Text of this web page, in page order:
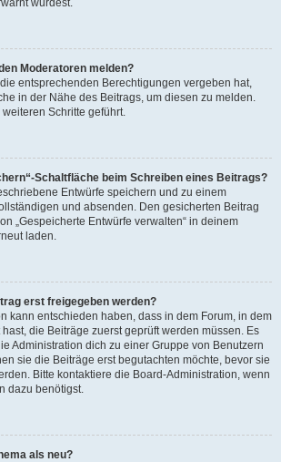
wurdest.
Moderatoren melden?
entsprechenden Berechtigungen vergeben hat,
in der Nähe des Beitrags, um diesen zu melden.
Schritte geführt.
Schaltfläche beim Schreiben eines Beitrags?
Entwürfe speichern und zu einem
und absenden. Den gesicherten Beitrag
„Gespeicherte Entwürfe verwalten“ in deinem
laden.
erst freigegeben werden?
kann entschieden haben, dass in dem Forum, in dem
die Beiträge zuerst geprüft werden müssen. Es
Administration dich zu einer Gruppe von Benutzern
sie die Beiträge erst begutachten möchte, bevor sie
Bitte kontaktiere die Board-Administration, wenn
dazu benötigst.
als neu?